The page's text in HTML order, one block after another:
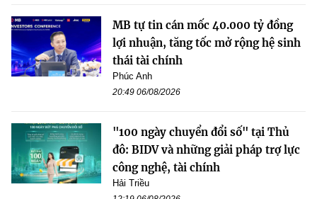
MB tự tin cán mốc 40.000 tỷ đồng
lợi nhuận, tăng tốc mở rộng hệ sinh
thái tài chính
Phúc Anh
20:49 06/08/2026
"100 ngày chuyển đổi số" tại Thủ
đô: BIDV và những giải pháp trợ lực
công nghệ, tài chính
Hải Triều